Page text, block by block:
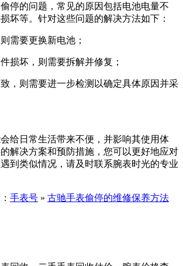
停的问题，常见的原因包括电池电量不
坏等。针对这些问题的解决方法如下：
需要更换新电池；
损坏，则需要拆解并修复；
，则需要进一步检测以确定具体原因并采
给日常生活带来不便，并影响其使用体
解决方案和预防措施，您可以更好地应对
到类似情况，请及时联系腕表时光的专业
手表号 » 古驰手表偷停的维修保养方法